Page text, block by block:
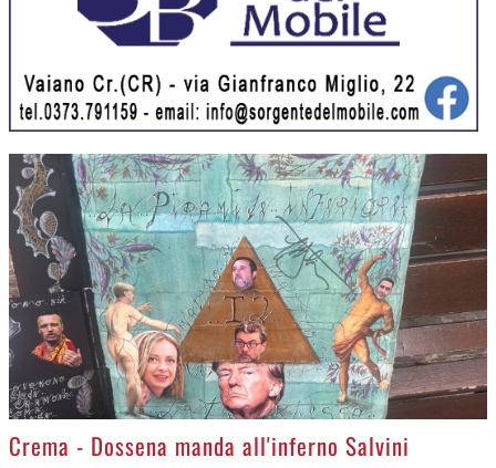
>
Crema - Dossena manda all'inferno Salvini